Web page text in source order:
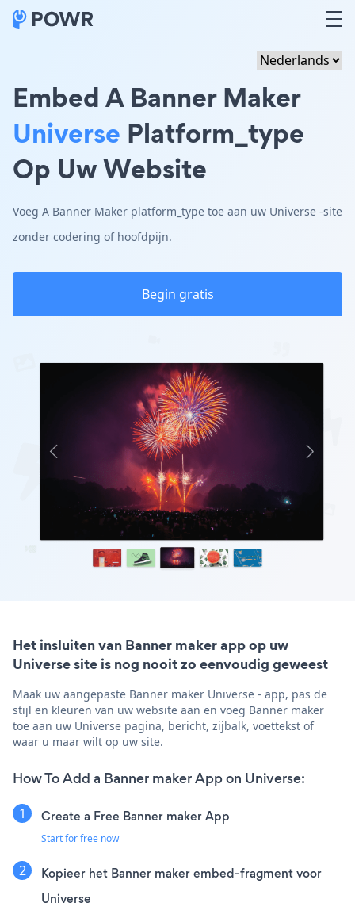
Embed A Banner Maker
Universe Platform_type
Op Uw Website
Voeg A Banner Maker platform_type toe aan uw Universe -site
zonder codering of hoofdpijn.
Begin gratis
Het insluiten van Banner maker app op uw
Universe site is nog nooit zo eenvoudig geweest
Maak uw aangepaste Banner maker Universe - app, pas de
stijl en kleuren van uw website aan en voeg Banner maker
toe aan uw Universe pagina, bericht, zijbalk, voettekst of
waar u maar wilt op uw site.
How To Add a Banner maker App on Universe:
Create a Free Banner maker App
Start for free now
Kopieer het Banner maker embed-fragment voor
Universe